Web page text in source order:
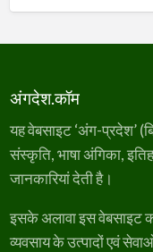
अंगदेश.कॉम
यह वेबसाइट ‘अंग-प्रदेश’
संस्कृति, भाषा अंगिका,
जानकारियां देती है।
इसके अलावा इस वेबसाइट
व्यवसाय के उत्पादों एवं